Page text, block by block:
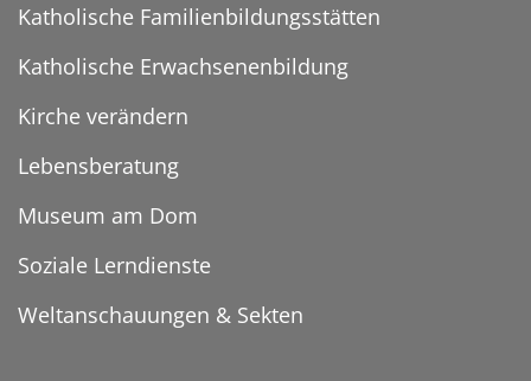
Katholische Familienbildungsstätten
Katholische Erwachsenenbildung
Kirche verändern
Lebensberatung
Museum am Dom
Soziale Lerndienste
Weltanschauungen & Sekten